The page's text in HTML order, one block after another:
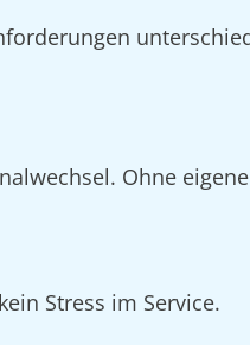
Ohne
Stress im Service.